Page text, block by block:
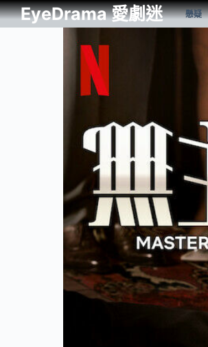
EyeDrama 愛劇迷 懸疑